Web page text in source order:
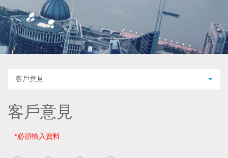
客戶意見
客戶意見
*必須輸入資料